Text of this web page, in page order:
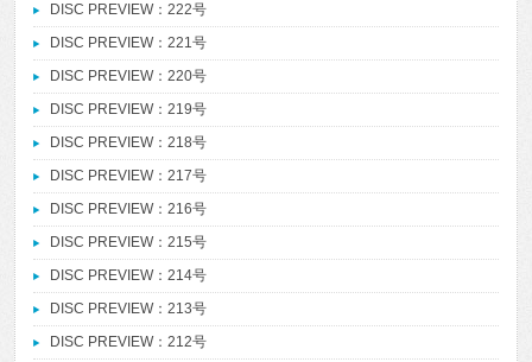
DISC PREVIEW：222号
DISC PREVIEW：221号
DISC PREVIEW：220号
DISC PREVIEW：219号
DISC PREVIEW：218号
DISC PREVIEW：217号
DISC PREVIEW：216号
DISC PREVIEW：215号
DISC PREVIEW：214号
DISC PREVIEW：213号
DISC PREVIEW：212号